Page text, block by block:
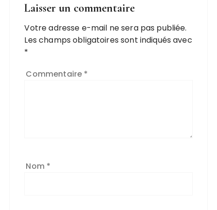
Laisser un commentaire
Votre adresse e-mail ne sera pas publiée.
Les champs obligatoires sont indiqués avec
*
Commentaire *
Nom *